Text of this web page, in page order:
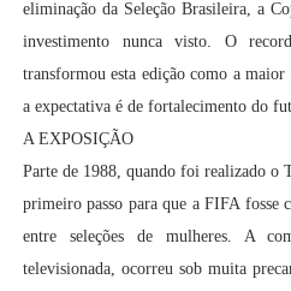
eliminação da Seleção Brasileira, a
investimento nunca visto. O
transformou esta edição como a
a expectativa é de fortalecimento do
A EXPOSIÇÃO
Parte de 1988, quando foi realizado o
primeiro passo para que a FIFA fosse
entre seleções de mulheres. A
televisionada, ocorreu sob muita